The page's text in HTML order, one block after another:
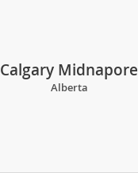
Calgary Midnapore
Alberta